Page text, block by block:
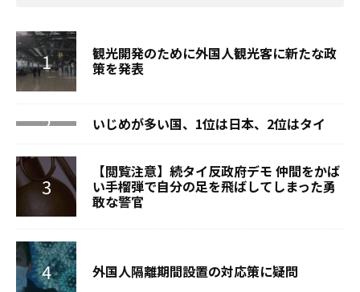
観光開発のために外国人観光客に新たな政
策を発表
いじめが多い国、1位は日本、2位はタイ
【閲覧注意】続タイ反政府デモ 仲間をかば
い手榴弾で自分の足を飛ばしてしまった勇
敢な警官
外国人隔離期間設置の対応策に疑問